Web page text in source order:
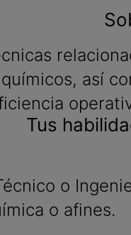
así
Tus
o
o afines.